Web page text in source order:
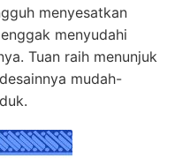
menyesatkan
menyudahi
Tuan raih menunjuk
mudah-